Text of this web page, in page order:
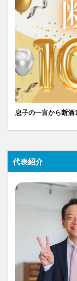
息子の一言から断酒
代表紹介